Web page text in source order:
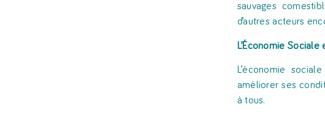
sauvages
d’autres acteurs
L’Économie
L’économie
améliorer ses
à tous.